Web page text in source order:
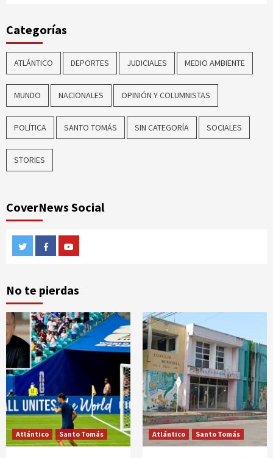
Categorías
ATLÁNTICO DEPORTES JUDICIALES MEDIO AMBIENTE
MUNDO NACIONALES OPINIÓN Y COLUMNISTAS
POLÍTICA SANTO TOMÁS SIN CATEGORÍA SOCIALES
STORIES
CoverNews Social
TwitterFacebook
No te pierdas
Atlántico Santo Tomás Atlántico Santo Tomás